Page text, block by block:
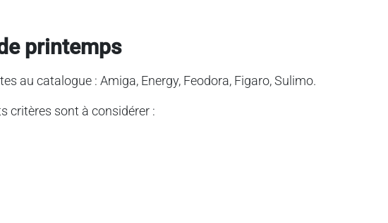
printemps
au catalogue : Amiga, Energy, Feodora, Figaro, Sulimo.
critères sont à considérer :